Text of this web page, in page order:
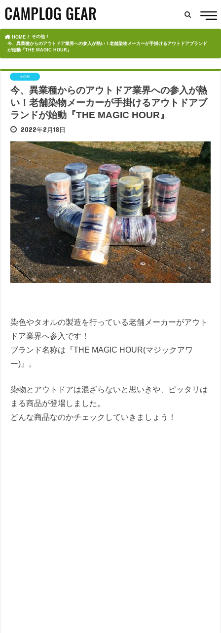
HOME
その他
今、異業種からのアウトドア業界への参入が熱い！老舗染物メーカーが手掛けるアウトドアブランド
が始動『THE MAGIC HOUR』
その他
今、異業種からのアウトドア業界への参入が熱
い！老舗染物メーカーが手掛けるアウトドアブ
ランドが始動『THE MAGIC HOUR』
2022年2月18日
染色やタオルの製造を行っている老舗メーカーがアウト
ドア業界へ参入です！
ブランド名称は『THE MAGIC HOUR(マジックアワ
ー)』。
染物とアウトドアは混ざらないと思いきや、ピッタリは
まる商品が登場しました。
どんな商品なのかチェックしていきましょう！